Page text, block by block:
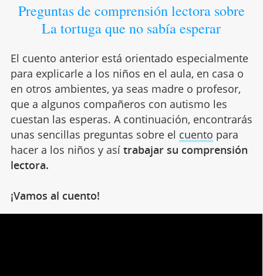
Preguntas de comprensión lectora sobre
La tortuga que no sabía esperar
El cuento anterior está orientado especialmente
para explicarle a los niños en el aula, en casa o
en otros ambientes, ya seas madre o profesor,
que a algunos compañeros con autismo les
cuestan las esperas. A continuación, encontrarás
unas sencillas preguntas sobre el cuento para
hacer a los niños y así trabajar su comprensión
lectora.
¡Vamos al cuento!